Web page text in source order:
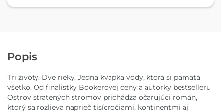
Popis
Tri životy. Dve rieky. Jedna kvapka vody, ktorá si pamätá
všetko. Od finalistky Bookerovej ceny a autorky bestselleru
Ostrov stratených stromov prichádza očarujúci román,
ktorý sa rozlieva naprieč tisícročiami, kontinentmi aj